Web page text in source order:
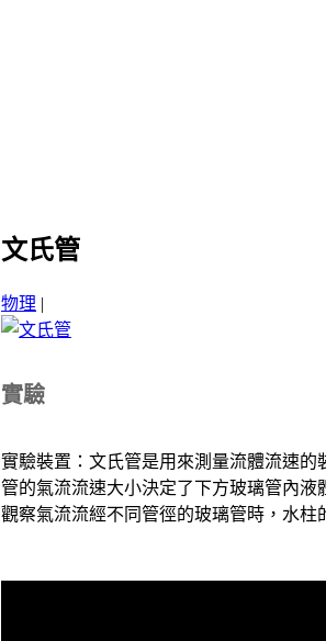
文氏管
物理 |
實驗
實驗裝置：文氏管是用來測量流體流速
管的氣流流速大小決定了下方玻璃管內液
觀察氣流流經不同管徑的玻璃管時，水柱